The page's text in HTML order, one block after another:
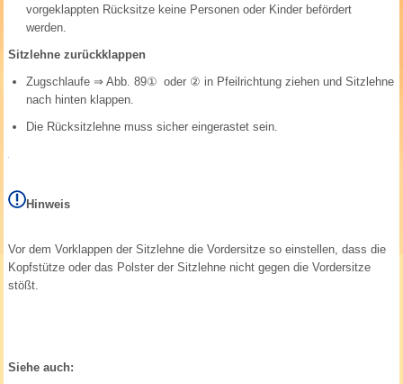
vorgeklappten Rücksitze keine Personen oder Kinder befördert
werden.
Sitzlehne zurückklappen
Zugschlaufe ⇒ Abb. 89① oder ② in Pfeilrichtung ziehen und Sitzlehne
nach hinten klappen.
Die Rücksitzlehne muss sicher eingerastet sein.
Hinweis
Vor dem Vorklappen der Sitzlehne die Vordersitze so einstellen, dass die
Kopfstütze oder das Polster der Sitzlehne nicht gegen die Vordersitze
stößt.
Siehe auch: